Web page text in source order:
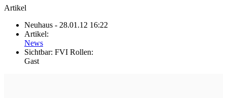
Artikel
Neuhaus - 28.01.12 16:22
Artikel:
News
Sichtbar: FVI Rollen:
Gast